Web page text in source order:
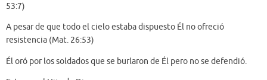
53:7)
A pesar de que todo el cielo estaba dispuesto Él no ofreció
resistencia (Mat. 26:53)
Él oró por los soldados que se burlaron de Él pero no se defendió.